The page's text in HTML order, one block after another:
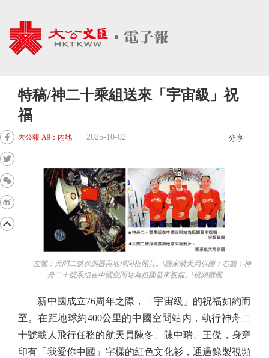
特稿/神二十乘組送來「宇宙級」祝
福
大公報 A9：內地 2025-10-02 分享
左圖：天問二號探測器與地球同框照片。\國家航天局供圖；右圖：神
舟二十號乘組在中國空間站為祖國發來祝福。\視頻截圖
新中國成立76周年之際，「宇宙級」的祝福如約而
至。在距地球約400公里的中國空間站內，執行神舟二
十號載人飛行任務的航天員陳冬、陳中瑞、王傑，身穿
印有「我愛你中國」字樣的紅色文化衫，通過錄製視頻